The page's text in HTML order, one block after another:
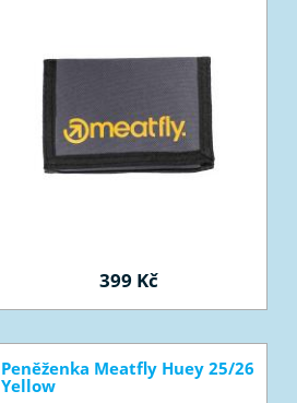
399 Kč
Peněženka Meatfly Huey 25/26
Yellow